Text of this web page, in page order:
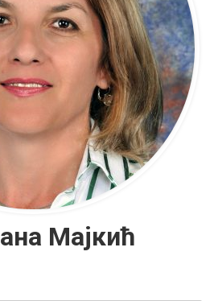
Мајкић